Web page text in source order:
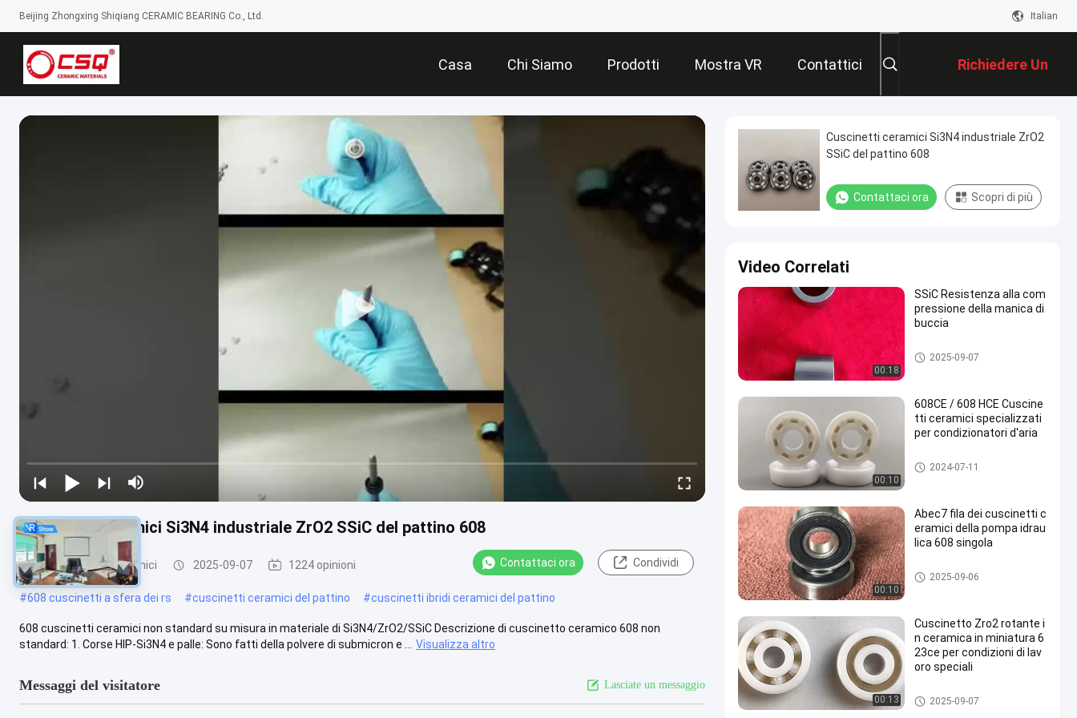
Beijing Zhongxing Shiqiang CERAMIC BEARING Co., Ltd. Italian
Casa Chi Siamo Prodotti Mostra VR Contattici Richiedere Un
Preventivo
Cuscinetti ceramici Si3N4 industriale ZrO2 SSiC del pattino 608
608 cuscinetti ceramici 2025-09-07 1224 opinioni Contattaci ora Condividi
#608 cuscinetti a sfera dei rs #cuscinetti ceramici del pattino #cuscinetti ibridi ceramici del pattino
608 cuscinetti ceramici non standard su misura in materiale di Si3N4/ZrO2/SSiC Descrizione di cuscinetto ceramico 608 non
standard: 1. Corse HIP-Si3N4 e palle: Sono fatti della polvere di submicron e ...
Visualizza altro
Messaggi del visitatore Lasciate un messaggio
Cuscinetti ceramici Si3N4 industriale ZrO2
SSiC del pattino 608
Contattaci ora Scopri di più
Video Correlati
00:18
SSiC Resistenza alla com
pressione della manica di
buccia
Cuscinetto del carburo di silici
o
2025-09-07
00:10
608CE / 608 HCE Cuscine
tti ceramici specializzati
per condizionatori d'aria
Cuscinetti a sfera ceramici
2024-07-11
00:10
Abec7 fila dei cuscinetti c
eramici della pompa idrau
lica 608 singola
608 cuscinetti ceramici
2025-09-06
00:13
Cuscinetto Zro2 rotante i
n ceramica in miniatura 6
23ce per condizioni di lav
oro speciali
Cuscinetti a sfera ceramici
2025-09-07